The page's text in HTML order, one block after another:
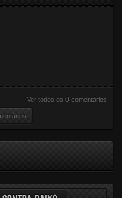
Ver todos os 0 comentários